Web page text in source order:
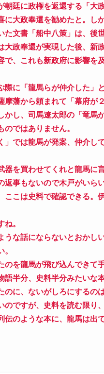
廷に政権を返還する「大
大政奉還を勧めたと。し
文書「船中八策」は、後
政奉還が実現した後、新
、これも新政府に影響を
に「龍馬らが仲介した」と
藩から頼まれて「幕府が
し、司馬遼太郎の「竜馬
ではありません。
では龍馬が発案、仲介し
を買わせてくれと龍馬に
事もないので木戸がいら
こは史料で確認できる。
。
な話にならないとおかし
を龍馬が飛び込んできて
語半分、史料半分みたいな
に、ないがしろにするの
ですが、史料を読む限り
のような本に、龍馬は出